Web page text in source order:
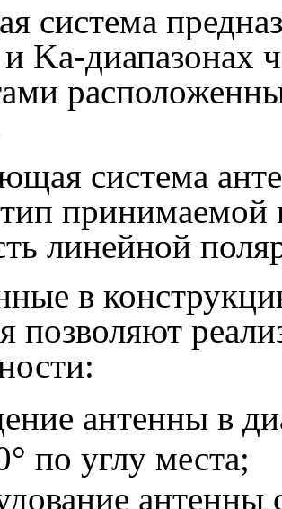
система
Ka-диапазонах
система
принимаемой
линейной
в
позволяют
антенны в
по углу места;
антенны